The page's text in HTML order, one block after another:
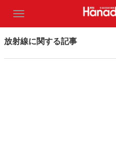
放射線に関する記事